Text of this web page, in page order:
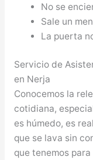
No se
Sale un
La puerta
Servicio de
en Nerja
Conocemos la
cotidiana,
es húmedo, es
que se lava sin
que tenemos